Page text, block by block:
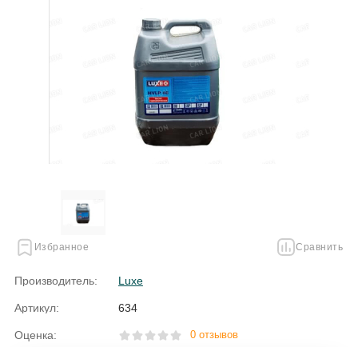
Избранное Сравнить
Производитель: Luxe
Артикул: 634
Оценка: 0 отзывов